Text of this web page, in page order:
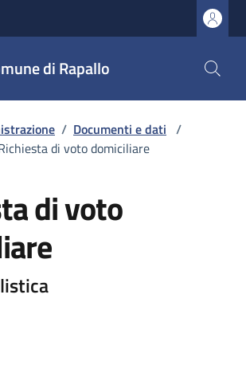
di Rapallo
/ Documenti e dati /
di voto domiciliare
di voto